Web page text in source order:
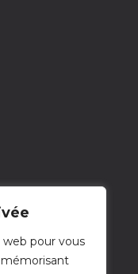
web pour vous